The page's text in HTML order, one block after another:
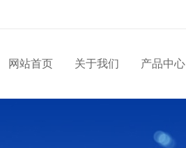
网站首页 关于我们 产品中心